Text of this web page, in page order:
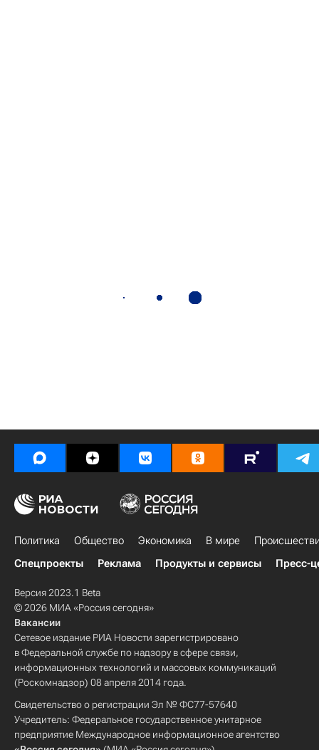
Политика Общество Экономика В мире
Спецпроекты
Реклама Продукты и сервисы Пресс-
Версия 2023.1 Beta
© 2026 МИА «Россия сегодня»
Вакансии
Сетевое издание РИА Новости зарегистрировано
в Федеральной службе по надзору в сфере связи,
информационных технологий и массовых коммуникаций
(Роскомнадзор) 08 апреля 2014 года.
Свидетельство о регистрации Эл № ФС77-57640
Учредитель: Федеральное государственное унитарное
предприятие Международное информационное агентство